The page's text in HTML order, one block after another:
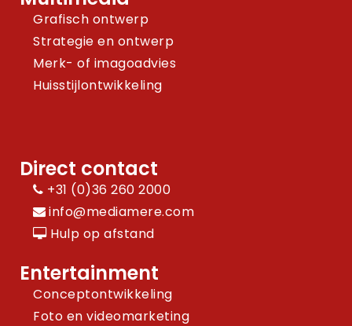
Grafisch ontwerp
Strategie en ontwerp
Merk- of imagoadvies
Huisstijlontwikkeling
Direct contact
+31 (0)36 260 2000
info@mediamere.com
Hulp op afstand
Entertainment
Conceptontwikkeling
Foto en videomarketing